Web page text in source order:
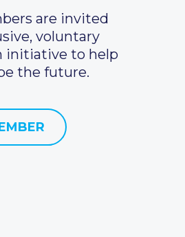
are invited
voluntary
initiative to help
the future.